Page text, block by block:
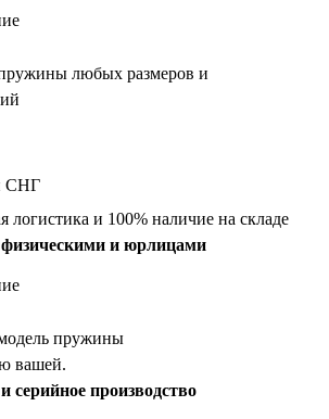
любых размеров и
СНГ
логистика и 100% наличие на складе
физическими и юрлицами
пружины
вашей.
серийное производство